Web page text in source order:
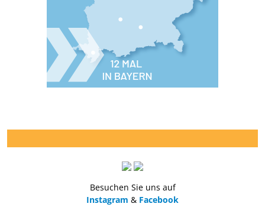
Besuchen Sie uns auf
Instagram & Facebook